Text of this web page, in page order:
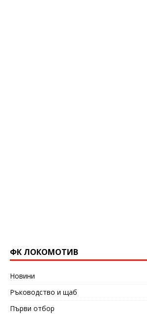
ФК ЛОКОМОТИВ
Новини
Ръководство и щаб
Първи отбор